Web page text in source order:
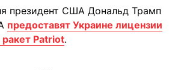
президент США Дональд Трамп
предоставят Украине лицензии
ракет Patriot.